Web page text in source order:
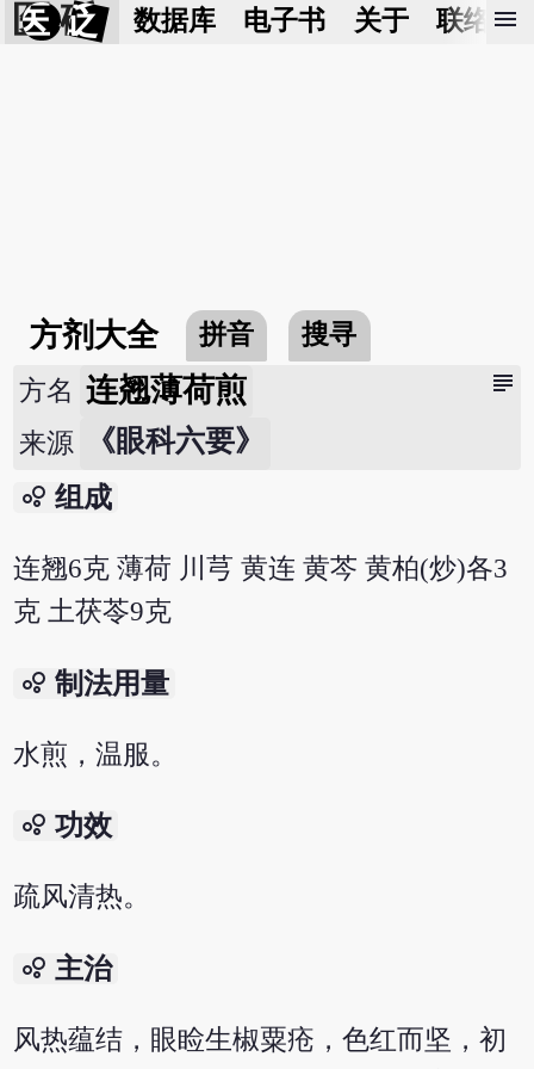
医 砭 数据库 电子书 关于 联络我
menu
方剂大全 拼音 搜寻
subject
方名 连翘薄荷煎
来源 《眼科六要》
bubble_chart 组成
连翘6克 薄荷 川芎 黄连 黄芩 黄柏(炒)各3
克 土茯苓9克
bubble_chart 制法用量
水煎，温服。
bubble_chart 功效
疏风清热。
bubble_chart 主治
风热蕴结，眼睑生椒粟疮，色红而坚，初